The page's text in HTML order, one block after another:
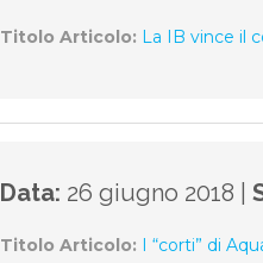
Titolo Articolo: La IB vince il
Data: 26 giugno 2018 |
Titolo Articolo: I “corti” di